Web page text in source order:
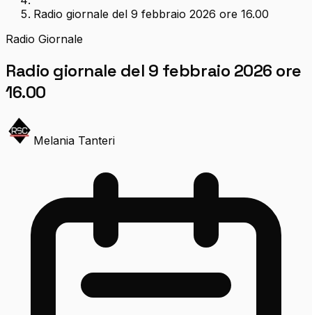
Radio giornale del 9 febbraio 2026 ore 16.00
Radio Giornale
Radio giornale del 9 febbraio 2026 ore
16.00
Melania Tanteri